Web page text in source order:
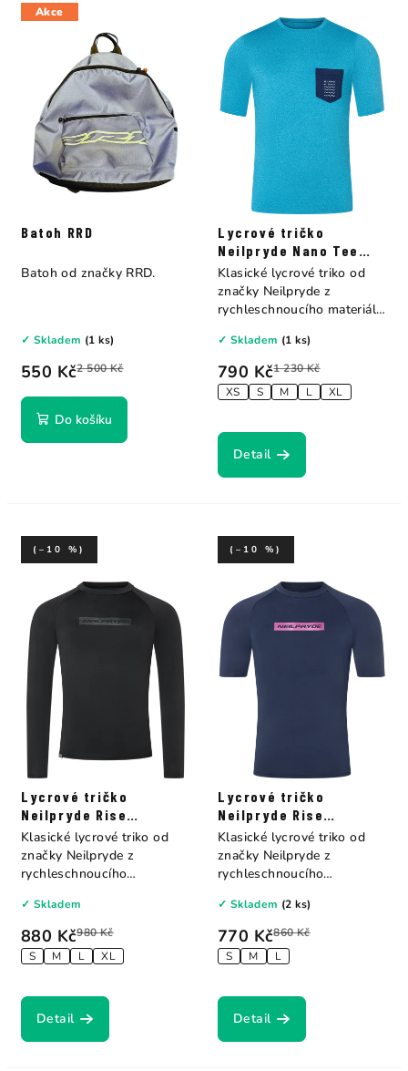
Akce
Batoh RRD
550 Kč2 500 Kč
✓ Skladem (1 ks)
Do košíku
Batoh od značky RRD.
Lycrové tričko
Neilpryde Nano Tee
S/S
790 Kč1 230 Kč
XS S M L XL
✓ Skladem (1 ks)
Detail
Klasické lycrové triko od
značky Neilpryde z
rychleschnoucího materiálu,
Lycrové tričko
Neilpryde Rise
Rashguard L/S
880 Kč980 Kč
(–10 %)
S M L XL
✓ Skladem
Detail
Klasické lycrové triko od
značky Neilpryde z
rychleschnoucího
Lycrové tričko
Neilpryde Rise
Rashguard S/S
770 Kč860 Kč
(–10 %)
S M L
✓ Skladem (2 ks)
Detail
Klasické lycrové triko od
značky Neilpryde z
rychleschnoucího